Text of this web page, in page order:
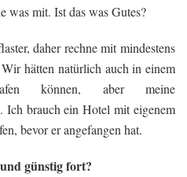
was mit. Ist das was Gutes?
daher rechne mit mindestens
hätten natürlich auch in einem
können, aber meine
Ich brauch ein Hotel mit eigenem
bevor er angefangen hat.
günstig fort?